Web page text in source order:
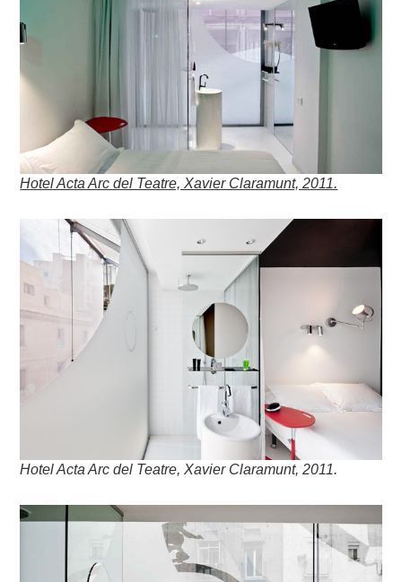
Hotel Acta Arc del Teatre, Xavier Claramunt, 2011.
Hotel Acta Arc del Teatre, Xavier Claramunt, 2011.